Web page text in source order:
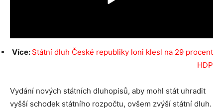
Více: Státní dluh České republiky loni klesl na 29 procent
HDP
Vydání nových státních dluhopisů, aby mohl stát uhradit
vyšší schodek státního rozpočtu, ovšem zvýší státní dluh.